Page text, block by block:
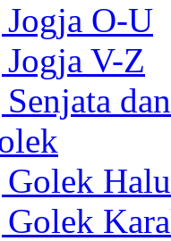
Jogja O-U
V-Z
Golek
Golek